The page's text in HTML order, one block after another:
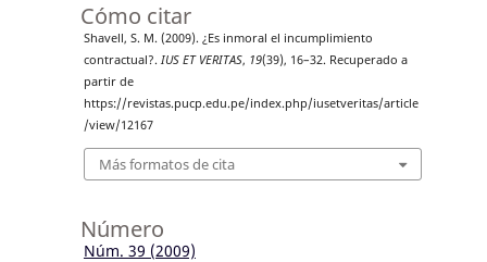
Cómo citar
Shavell, S. M. (2009). ¿Es inmoral el incumplimiento
contractual?. IUS ET VERITAS, 19(39), 16–32. Recuperado a
partir de
https://revistas.pucp.edu.pe/index.php/iusetveritas/article
/view/12167
Más formatos de cita
Número
Núm. 39 (2009)